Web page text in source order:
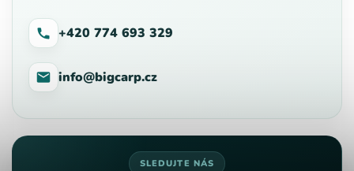
+420 774 693 329
info@bigcarp.cz
SLEDUJTE NÁS